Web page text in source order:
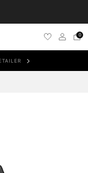
0
ブラックベイ